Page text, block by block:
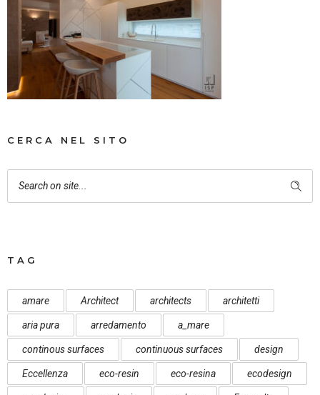
CERCA NEL SITO
TAG
amare Architect architects architetti
aria pura arredamento a_mare
continous surfaces continuous surfaces design
Eccellenza eco-resin eco-resina ecodesign